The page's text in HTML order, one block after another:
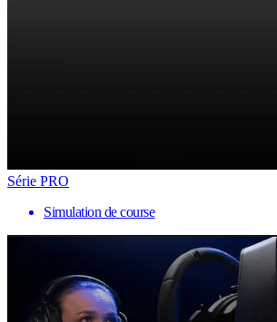
Série PRO
Simulation de course